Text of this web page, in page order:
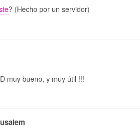
? (Hecho por un servidor)
muy bueno, y muy útil !!!